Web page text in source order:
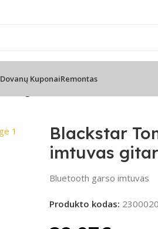
📦 Nemokamas
Dovanų KuponaiRemontas
Blackstar
imtuvas
Bluetooth garso imtuvas
Produkto kodas: 2300020